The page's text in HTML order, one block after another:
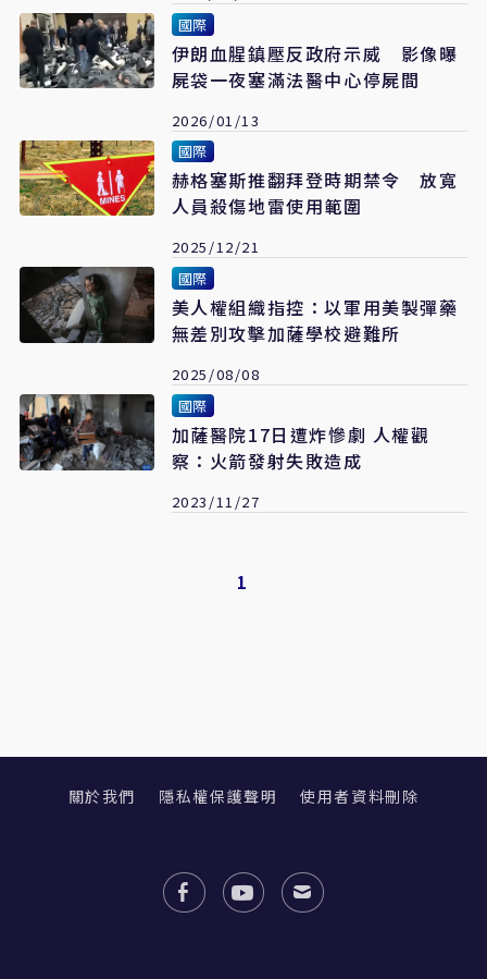
國際
伊朗血腥鎮壓反政府示威 影像曝
屍袋一夜塞滿法醫中心停屍間
2026/01/13
國際
赫格塞斯推翻拜登時期禁令 放寬
人員殺傷地雷使用範圍
2025/12/21
國際
美人權組織指控：以軍用美製彈藥
無差別攻擊加薩學校避難所
2025/08/08
國際
加薩醫院17日遭炸慘劇 人權觀
察：火箭發射失敗造成
2023/11/27
1
關於我們 隱私權保護聲明 使用者資料刪除